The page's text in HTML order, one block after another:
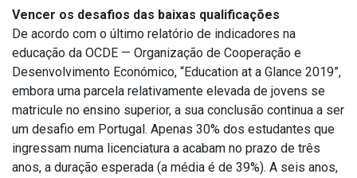
Vencer os desafios das baixas qualificações
De acordo com o último relatório de indicadores na
educação da OCDE — Organização de Cooperação e
Desenvolvimento Económico, “Education at a Glance 2019”,
embora uma parcela relativamente elevada de jovens se
matricule no ensino superior, a sua conclusão continua a ser
um desafio em Portugal. Apenas 30% dos estudantes que
ingressam numa licenciatura a acabam no prazo de três
anos, a duração esperada (a média é de 39%). A seis anos,